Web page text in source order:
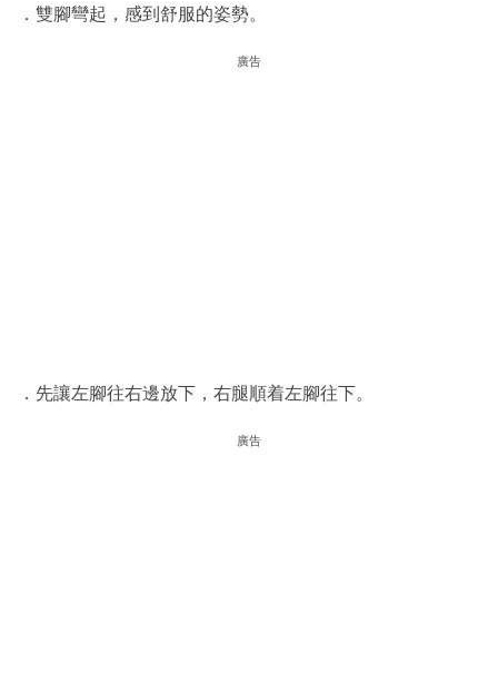
．雙腳彎起，感到舒服的姿勢。
廣告
．先讓左腳往右邊放下，右腿順着左腳往下。
廣告